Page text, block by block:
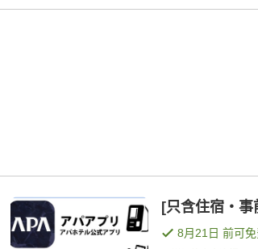
[只含住宿・
8月21日 前可